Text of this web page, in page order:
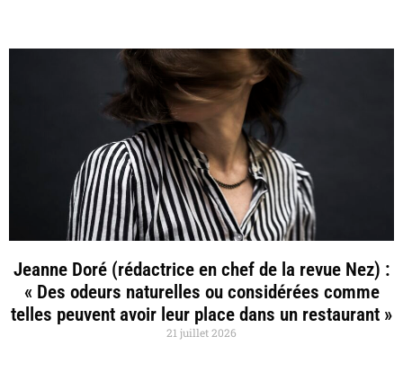
Jeanne Doré (rédactrice en chef de la revue Nez) :
« Des odeurs naturelles ou considérées comme
telles peuvent avoir leur place dans un restaurant »
21 juillet 2026